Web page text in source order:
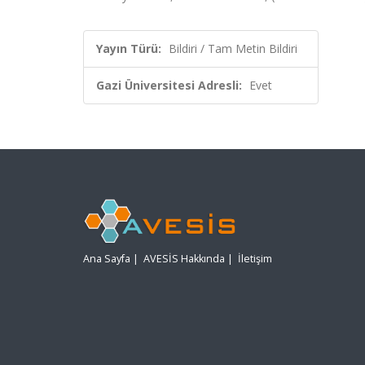
Yayın Türü: Bildiri / Tam Metin Bildiri
Gazi Üniversitesi Adresli: Evet
Ana Sayfa | AVESİS Hakkında | İletişim